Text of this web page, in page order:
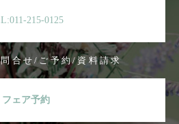
215-0125
合せ/ご予約/資料請求
フェア予約